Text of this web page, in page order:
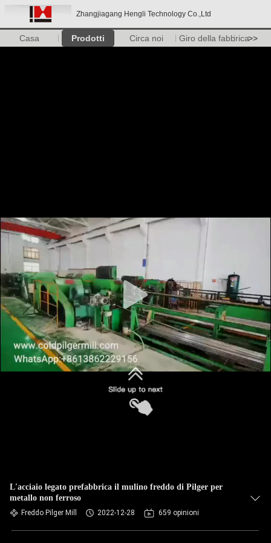
Zhangjiagang Hengli Technology Co.,Ltd
Casa Prodotti Circa noi Giro della fabbrica>>
L'acciaio legato prefabbrica il mulino freddo di Pilger per
metallo non ferroso
Freddo Pilger Mill 2022-12-28 659 opinioni